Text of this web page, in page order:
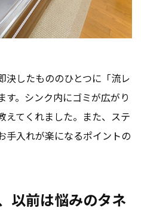
決したもののひとつに「流レ
す。シンク内にゴミが広がり
えてくれました。また、ステ
手入れが楽になるポイントの
以前は悩みのタネ